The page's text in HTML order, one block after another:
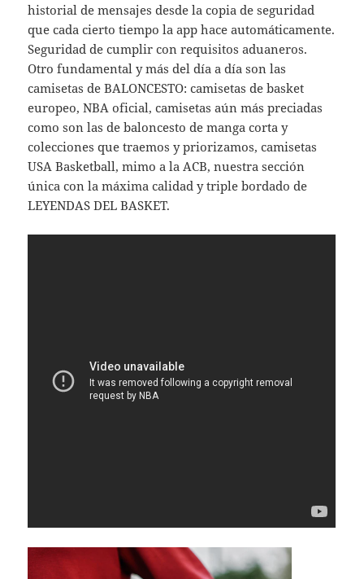
historial de mensajes desde la copia de seguridad
que cada cierto tiempo la app hace automáticamente.
Seguridad de cumplir con requisitos aduaneros.
Otro fundamental y más del día a día son las
camisetas de BALONCESTO: camisetas de basket
europeo, NBA oficial, camisetas aún más preciadas
como son las de baloncesto de manga corta y
colecciones que traemos y priorizamos, camisetas
USA Basketball, mimo a la ACB, nuestra sección
única con la máxima calidad y triple bordado de
LEYENDAS DEL BASKET.